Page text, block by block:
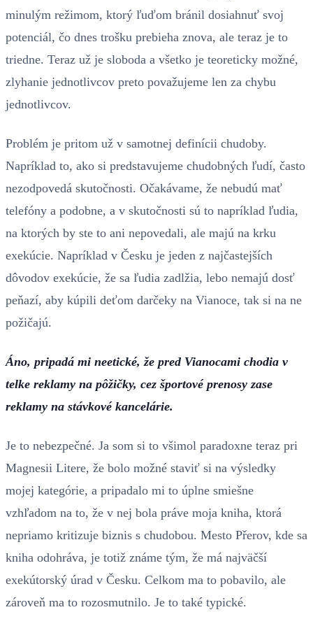
minulým režimom, ktorý ľuďom bránil dosiahnuť svoj
potenciál, čo dnes trošku prebieha znova, ale teraz je to
triedne. Teraz už je sloboda a všetko je teoreticky možné,
zlyhanie jednotlivcov preto považujeme len za chybu
jednotlivcov.
Problém je pritom už v samotnej definícii chudoby.
Napríklad to, ako si predstavujeme chudobných ľudí, často
nezodpovedá skutočnosti. Očakávame, že nebudú mať
telefóny a podobne, a v skutočnosti sú to napríklad ľudia,
na ktorých by ste to ani nepovedali, ale majú na krku
exekúcie. Napríklad v Česku je jeden z najčastejších
dôvodov exekúcie, že sa ľudia zadlžia, lebo nemajú dosť
peňazí, aby kúpili deťom darčeky na Vianoce, tak si na ne
požičajú.
Áno, pripadá mi neetické, že pred Vianocami chodia v
telke reklamy na pôžičky, cez športové prenosy zase
reklamy na stávkové kancelárie.
Je to nebezpečné. Ja som si to všimol paradoxne teraz pri
Magnesii Litere, že bolo možné staviť si na výsledky
mojej kategórie, a pripadalo mi to úplne smiešne
vzhľadom na to, že v nej bola práve moja kniha, ktorá
nepriamo kritizuje biznis s chudobou. Mesto Přerov, kde sa
kniha odohráva, je totiž známe tým, že má najväčší
exekútorský úrad v Česku. Celkom ma to pobavilo, ale
zároveň ma to rozosmutnilo. Je to také typické.